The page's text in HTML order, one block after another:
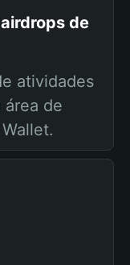
de
atividades
área de